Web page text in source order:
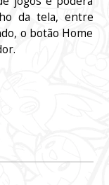
da tela, entre
o botão Home